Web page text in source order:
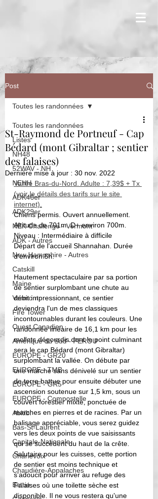
Post
Toutes les randonnées
Listes
NH48
52WAV - NH
NEHH
ADK46er
ADK29er
NEK Challenge - Vermont
ADK - Autres
New Hampshire - Autres
Catskill
Maine
Vermont
Fire Tower
Ouest Canadien
Amérique du Sud - PEROU
EUROPE - GR20
EUROPE - TMB
EUROPE - GR5
EUROPE - Compostelle
Abitibi
Bas-St-Laurent
Capitale-Nationale
Charlevoix
Chaudière-Appalaches
Estrie
Toutes les randonnées
St-Raymond de Portneuf - Cap
Bédard (mont Gibraltar ; sentier
des falaises)
Dernière mise à jour : 30 nov. 2022
Vallée Bras-du-Nord. Adulte : 7,39$ + Tx
(voir le détails des tarifs sur le site
internet)
Chiens permis. Ouvert annuellement.
Altitude de 701m. D+ environ 700m.
Niveau : Intermédiaire à difficile
Départ de l'accueil Shannahan. Durée
d'environ 5h.
Hautement spectaculaire par sa portion
de sentier surplombant une chute au
débit impressionnant, ce sentier
deviendra l'un de mes classiques
incontournables durant les couleurs. Une
randonnée linéaire de 16,1 km pour les
mollets dégourdis dont le point culminant
sera le cap Bédard (mont Gibraltar)
surplombant la vallée. On débute par
une marche sans dénivelé sur un sentier
de terre battue pour ensuite débuter une
ascension soutenue sur 1,5 km, sous un
couvert forestier mixte, ponctuée de
marches en pierres et de racines. Par un
balisage appréciable, vous serez guidez
vers les deux points de vue saisissants
qui se succèdent du haut de la crête.
Salutaire pour les cuisses, cette portion
de sentier est moins technique et
s'adoucit pour arriver au refuge des
Falaises où une toilette sèche est
disponible. Il ne vous restera qu'une